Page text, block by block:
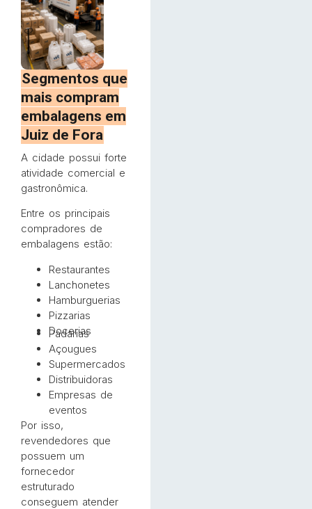
Segmentos que
mais compram
embalagens em
Juiz de Fora
A cidade possui forte
atividade comercial e
gastronômica.
Entre os principais
compradores de
embalagens estão:
Restaurantes
Lanchonetes
Hamburguerias
Pizzarias
Docerias
Padarias
Açougues
Supermercados
Distribuidoras
Empresas de
eventos
Por isso,
revendedores que
possuem um
fornecedor
estruturado
conseguem atender